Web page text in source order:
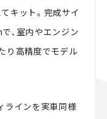
キット。完成サイ
、室内やエンジン
り高精度でモデル
ラインを実車同様